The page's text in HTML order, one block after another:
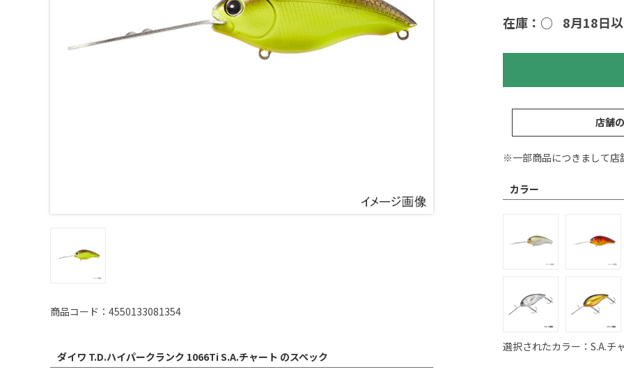
商品コード：4550133081354
ダイワ T.D.ハイパークランク 1066Ti S.A.チャート のスペック
在庫：○ 8月18日
店舗
※一部商品につきまして店
カラー
選択されたカラー：S.A.チ